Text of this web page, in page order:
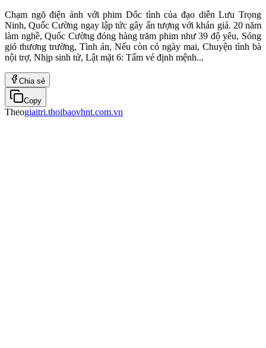
Chạm ngõ điện ảnh với phim Dốc tình của đạo diễn Lưu Trọng
Ninh, Quốc Cường ngay lập tức gây ấn tượng với khán giả. 20 năm
làm nghề, Quốc Cường đóng hàng trăm phim như 39 độ yêu, Sóng
gió thương trường, Tình án, Nếu còn có ngày mai, Chuyện tình bà
nội trợ, Nhịp sinh tử, Lật mặt 6: Tấm vé định mệnh...
Chia sẻ
Copy
Theogiaitri.thoibaovhnt.com.vn